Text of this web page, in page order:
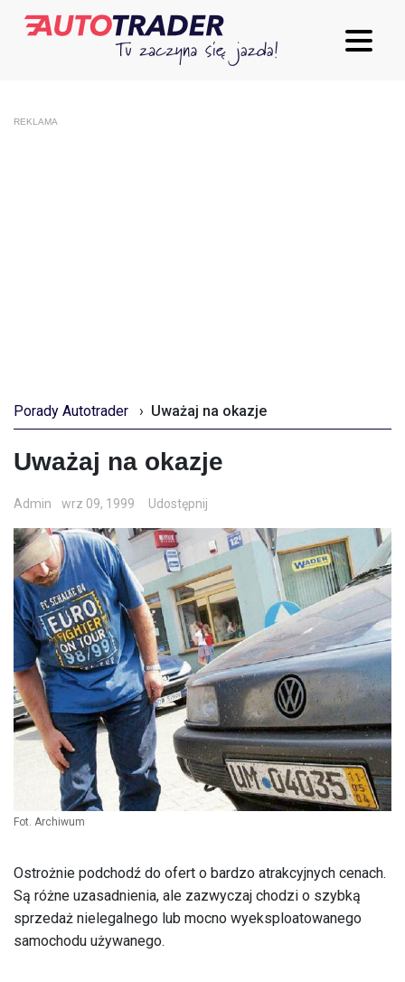
REKLAMA
Porady Autotrader › Uważaj na okazje
Uważaj na okazje
Admin wrz 09, 1999 Udostępnij
Fot. Archiwum
Ostrożnie podchodź do ofert o bardzo atrakcyjnych cenach.
Są różne uzasadnienia, ale zazwyczaj chodzi o szybką
sprzedaż nielegalnego lub mocno wyeksploatowanego
samochodu używanego.